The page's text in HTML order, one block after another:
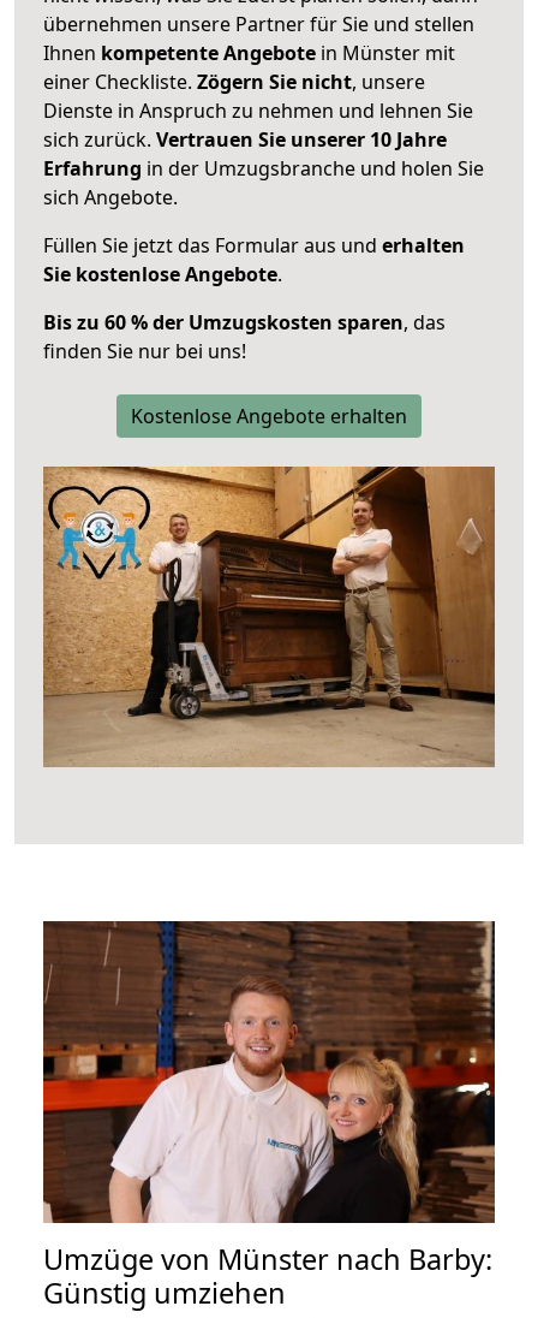
übernehmen unsere Partner für Sie und stellen
Ihnen kompetente Angebote in Münster mit
einer Checkliste. Zögern Sie nicht, unsere
Dienste in Anspruch zu nehmen und lehnen Sie
sich zurück. Vertrauen Sie unserer 10 Jahre
Erfahrung in der Umzugsbranche und holen Sie
sich Angebote.
Füllen Sie jetzt das Formular aus und erhalten
Sie kostenlose Angebote.
Bis zu 60 % der Umzugskosten sparen, das
finden Sie nur bei uns!
Kostenlose Angebote erhalten
Umzüge von Münster nach Barby:
Günstig umziehen